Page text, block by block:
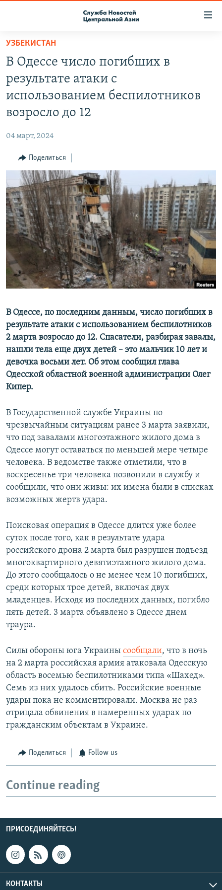
Вернуться
основному
содержанию
Вернутся
главной
Вернутся
поиску
ПОДПИСКА
КОНТАКТЫ
МИГРАНТ МЕДИА
УЗБЕКИСТАН
В Одессе число погибших в
результате атаки с
использованием беспилотников
возросло до 12
04 март, 2024
Поделиться
В Одессе, по последним данным, число погибших в
результате атаки с использованием беспилотников
2 марта возросло до 12. Спасатели, разбирая завалы,
нашли тела еще двух детей – это мальчик 10 лет и
девочка восьми лет. Об этом сообщил глава
Одесской областной военной администрации Олег
Кипер.
В Государственной службе Украины по
чрезвычайным ситуациям ранее 3 марта заявили,
что под завалами многоэтажного жилого дома в
Одессе могут оставаться по меньшей мере четыре
человека. В ведомстве также отметили, что в
воскресенье три человека позвонили в службу и
сообщили, что они живы: их имена были в списках
возможных жертв удара.
Поисковая операция в Одессе длится уже более
суток после того, как в результате удара
российского дрона 2 марта был разрушен подъезд
многоквартирного девятиэтажного жилого дома.
До этого сообщалось о не менее чем 10 погибших,
среди которых трое детей, включая двух
младенцев. Исходя из последних данных, погибло
пять детей. 3 марта объявлено в Одессе днем
траура.
Силы обороны юга Украины сообщали, что в ночь
на 2 марта российская армия атаковала Одесскую
область восемью беспилотниками типа «Шахед».
Семь из них удалось сбить. Российские военные
удары пока не комментировали. Москва не раз
отрицала обвинения в намеренных ударах по
гражданским объектам в Украине.
Поделиться Follow us
Continue reading
ПРИСОЕДИНЯЙТЕСЬ!
КОНТАКТЫ